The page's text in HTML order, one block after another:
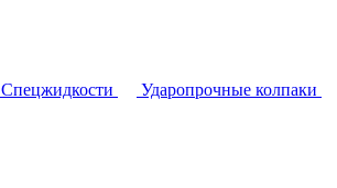
Спецжидкости Ударопрочные колпаки